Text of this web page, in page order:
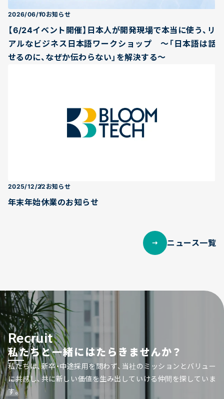
2026/06/10お知らせ
【6/24イベント開催】日本人が開発現場で本当に使う、リ
アルなビジネス日本語ワークショップ 〜「日本語は話
せるのに、なぜか伝わらない」を解決する〜
2025/12/22 お知らせ
年末年始休業のお知らせ
ニュース一覧
私たちと一緒にはたらきませんか？
Recruit
私たちは、新卒・中途採用を問わず、当社のミッションとバリュー
に共感し、共に新しい価値を生み出していける仲間を探していま
す。